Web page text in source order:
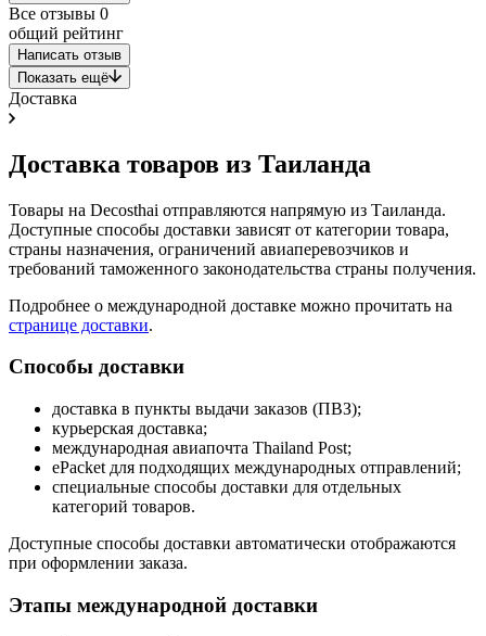
Все отзывы 0
общий рейтинг
Написать отзыв
Показать ещё
Доставка
Доставка товаров из Таиланда
Товары на Decosthai отправляются напрямую из Таиланда.
Доступные способы доставки зависят от категории товара,
страны назначения, ограничений авиаперевозчиков и
требований таможенного законодательства страны получения.
Подробнее о международной доставке можно прочитать на
странице доставки.
Способы доставки
доставка в пункты выдачи заказов (ПВЗ);
курьерская доставка;
международная авиапочта Thailand Post;
ePacket для подходящих международных отправлений;
специальные способы доставки для отдельных
категорий товаров.
Доступные способы доставки автоматически отображаются
при оформлении заказа.
Этапы международной доставки